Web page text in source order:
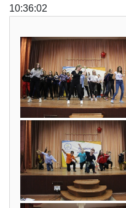
10:36:03